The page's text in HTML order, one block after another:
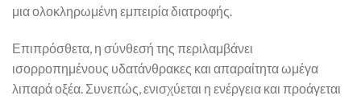
μια ολοκληρωμένη εμπειρία διατροφής.
Επιπρόσθετα, η σύνθεσή της περιλαμβάνει
ισορροπημένους υδατάνθρακες και απαραίτητα ωμέγα
λιπαρά οξέα. Συνεπώς, ενισχύεται η ενέργεια και προάγεται